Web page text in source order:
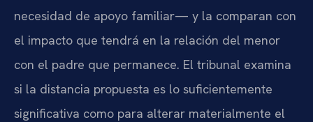
necesidad de apoyo familiar— y la comparan con
el impacto que tendrá en la relación del menor
con el padre que permanece. El tribunal examina
si la distancia propuesta es lo suficientemente
significativa como para alterar materialmente el